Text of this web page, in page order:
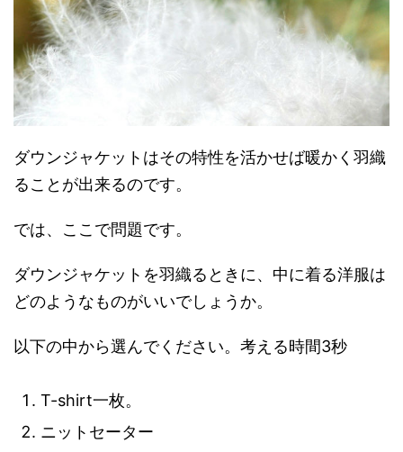
ダウンジャケットはその特性を活かせば暖かく羽織
ることが出来るのです。
では、ここで問題です。
ダウンジャケットを羽織るときに、中に着る洋服は
どのようなものがいいでしょうか。
以下の中から選んでください。考える時間3秒
T-shirt一枚。
ニットセーター